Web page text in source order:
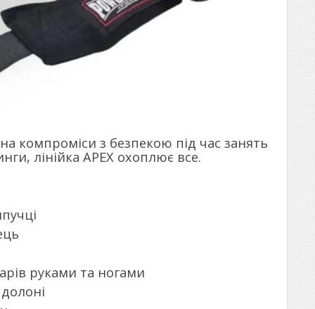
компроміси з безпекою під час занять
лінійка APEX охоплює все.
руками та ногами